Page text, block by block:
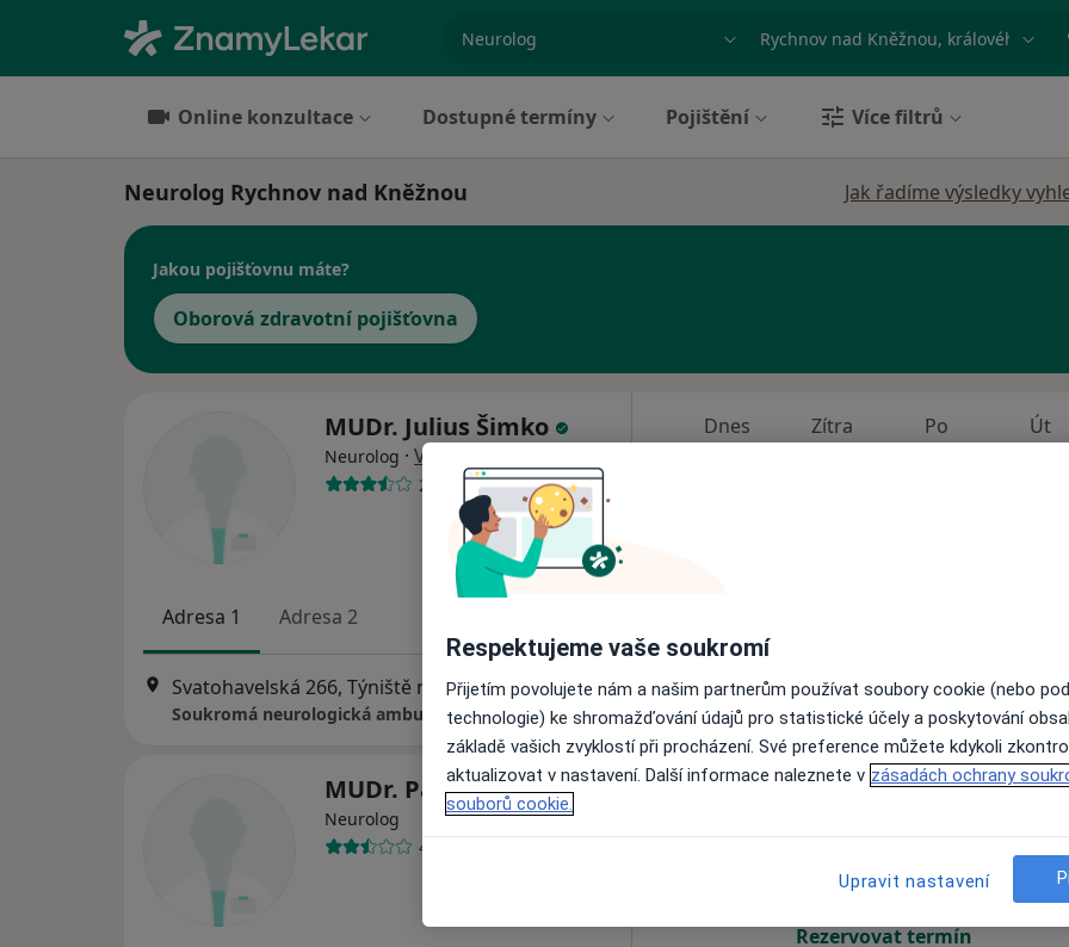
Město nebo region
Online konzultace Dostupné termíny Pojištění Více filtrů
Neurolog Rychnov nad Kněžnou Jak řadíme výsledky
Jakou pojišťovnu máte?
Oborová zdravotní pojišťovna
MUDr. Julius Šimko
Neurolog · Více
23 názorů
Adresa 1 Adresa 2
Svatohavelská 266, Týniště nad Orlicí •Mapa
Soukromá neurologická ambulance
Dnes Zítra Po Út
MUDr. Pavel Kunc
Neurolog
4 názory
Dnes Zítra Po Út
Online rezervace termínu není k dispozici
Rezervovat termín
Respektujeme vaše soukromí
Přijetím povolujete nám a našim partnerům používat soubory cookie (nebo
technologie) ke shromažďování údajů pro statistické účely a poskytování
základě vašich zvyklostí při procházení. Své preference můžete kdykoli
aktualizovat v nastavení. Další informace naleznete v zásadách ochrany
souborů cookie.
Upravit nastavení